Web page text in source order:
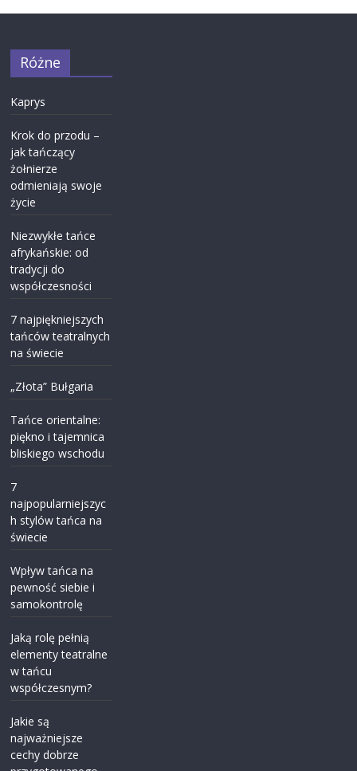
Różne
Kaprys
Krok do przodu –
jak tańczący
żołnierze
odmieniają swoje
życie
Niezwykłe tańce
afrykańskie: od
tradycji do
współczesności
7 najpiękniejszych
tańców teatralnych
na świecie
„Złota” Bułgaria
Tańce orientalne:
piękno i tajemnica
bliskiego wschodu
7
najpopularniejszyc
h stylów tańca na
świecie
Wpływ tańca na
pewność siebie i
samokontrolę
Jaką rolę pełnią
elementy teatralne
w tańcu
współczesnym?
Jakie są
najważniejsze
cechy dobrze